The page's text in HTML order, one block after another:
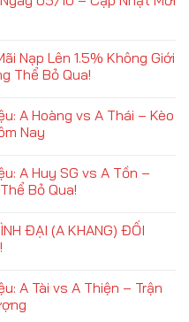
Nạp Lên 1.5% Không Giới
Thể Bỏ Qua!
A Hoàng vs A Thái – Kèo
Nay
A Huy SG vs A Tồn –
Bỏ Qua!
ĐẠI (A KHANG) ĐỐI
A Tài vs A Thiện – Trận